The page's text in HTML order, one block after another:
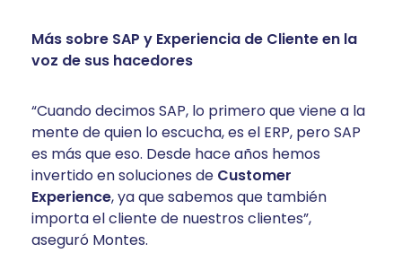
Más sobre SAP y Experiencia de Cliente en la
voz de sus hacedores
“Cuando decimos SAP, lo primero que viene a la
mente de quien lo escucha, es el ERP, pero SAP
es más que eso. Desde hace años hemos
invertido en soluciones de Customer
Experience, ya que sabemos que también
importa el cliente de nuestros clientes”,
aseguró Montes.